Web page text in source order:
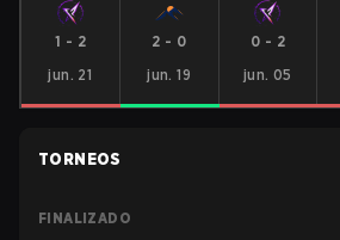
1 - 2
jun. 21
2 - 0
jun. 19
0 - 2
jun. 05
TORNEOS
FINALIZADO